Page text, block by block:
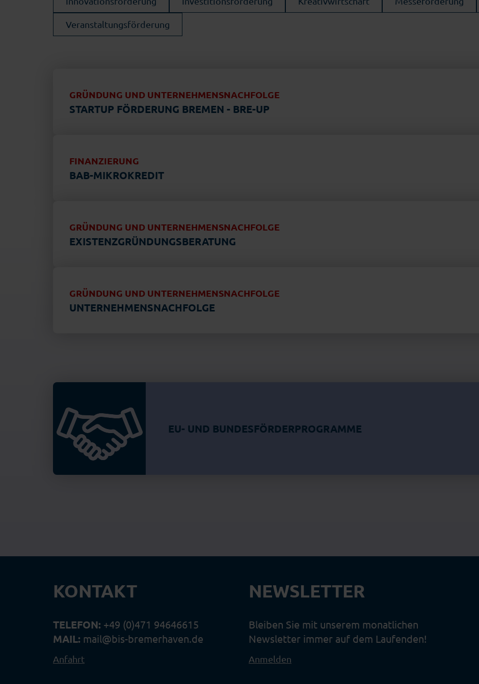
Veranstaltungsförderung
GRÜNDUNG UND UNTERNEHMENSNACHFOLGE
STARTUP FÖRDERUNG BREMEN - BRE-UP
FINANZIERUNG
BAB-MIKROKREDIT
GRÜNDUNG UND UNTERNEHMENSNACHFOLGE
EXISTENZGRÜNDUNGSBERATUNG
GRÜNDUNG UND UNTERNEHMENSNACHFOLGE
UNTERNEHMENSNACHFOLGE
EU- UND BUNDESFÖRDERPROGRAMME
KONTAKT
TELEFON: +49 (0)471 94646615
MAIL: mail@bis-bremerhaven.de
Anfahrt
NEWSLETTER
Bleiben Sie mit unserem monatlichen
Newsletter immer auf dem Laufenden!
Anmelden